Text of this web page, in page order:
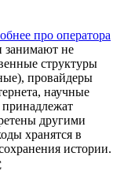
про оператора
занимают не
структуры
провайдеры
научные
другими
хранятся в
истории.